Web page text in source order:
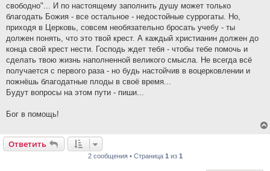
свободно"... И по настоящему заполнить душу может только
благодать Божия - все остальное - недостойные суррогаты. Но,
приходя в Церковь, совсем необязательно бросать учебу - ты
должен понять, что это твой крест. А каждый христианин должен до
конца свой крест нести. Господь ждет тебя - чтобы тебе помочь и
сделать твою жизнь наполненной великого смысла. Не всегда всё
получается с первого раза - но будь настойчив в воцерковлении и
пожнёшь благодатные плоды в своё время...
Будут вопросы на этом пути - пиши...
Бог в помощь!
Ответить
2 сообщения • Страница 1 из 1